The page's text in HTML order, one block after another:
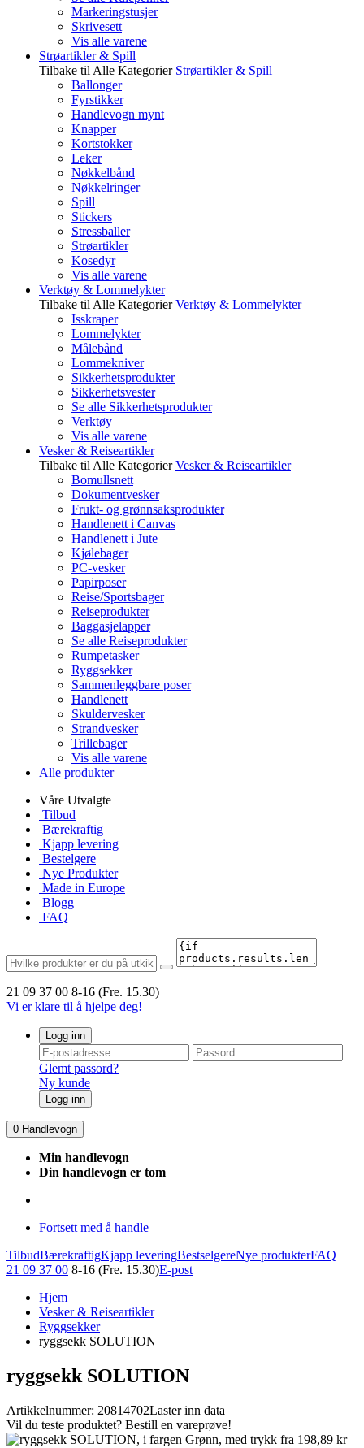
Markeringstusjer
Skrivesett
Vis alle varene
Strøartikler & Spill
Tilbake til Alle Kategorier Strøartikler & Spill
Ballonger
Fyrstikker
Handlevogn mynt
Knapper
Kortstokker
Leker
Nøkkelbånd
Nøkkelringer
Spill
Stickers
Stressballer
Strøartikler
Kosedyr
Vis alle varene
Verktøy & Lommelykter
Tilbake til Alle Kategorier Verktøy & Lommelykter
Isskraper
Lommelykter
Målebånd
Lommekniver
Sikkerhetsprodukter
Sikkerhetsvester
Se alle Sikkerhetsprodukter
Verktøy
Vis alle varene
Vesker & Reiseartikler
Tilbake til Alle Kategorier Vesker & Reiseartikler
Bomullsnett
Dokumentvesker
Frukt- og grønnsaksprodukter
Handlenett i Canvas
Handlenett i Jute
Kjølebager
PC-vesker
Papirposer
Reise/Sportsbager
Reiseprodukter
Baggasjelapper
Se alle Reiseprodukter
Rumpetasker
Ryggsekker
Sammenleggbare poser
Handlenett
Skuldervesker
Strandvesker
Trillebager
Vis alle varene
Alle produkter
Våre Utvalgte
Tilbud
Bærekraftig
Kjapp levering
Bestelgere
Nye Produkter
Made in Europe
Blogg
FAQ
21 09 37 00 8-16 (Fre. 15.30)
Vi er klare til å hjelpe deg!
Logg inn
Glemt passord?
Ny kunde
Logg inn
0 Handlevogn
Min handlevogn
Din handlevogn er tom
Fortsett med å handle
TilbudBærekraftigKjapp leveringBestselgereNye produkterFAQ
21 09 37 00 8-16 (Fre. 15.30)E-post
Hjem
Vesker & Reiseartikler
Ryggsekker
ryggsekk SOLUTION
ryggsekk SOLUTION
Artikkelnummer: 20814702Laster inn data
Vil du teste produktet? Bestill en vareprøve!